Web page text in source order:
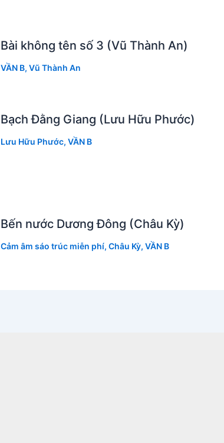
Bài không tên số 3 (Vũ Thành An)
VẦN B, Vũ Thành An
Bạch Đằng Giang (Lưu Hữu Phước)
Lưu Hữu Phước, VẦN B
Bến nước Dương Đông (Châu Kỳ)
Cảm âm sáo trúc miễn phí, Châu Kỳ, VẦN B